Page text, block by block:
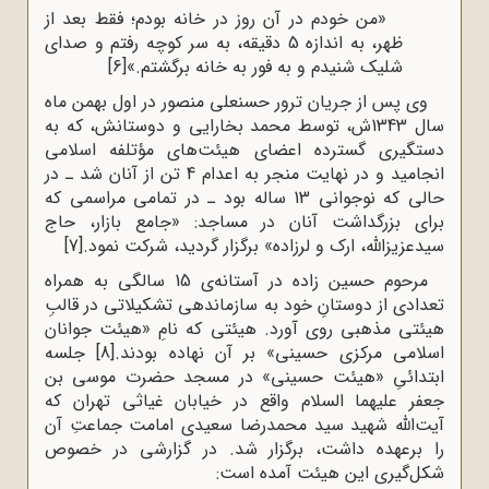
«من خودم در آن روز در خانه بودم؛ فقط بعد از
ظهر، به اندازه 5 دقیقه، به سر کوچه رفتم و صدای
شلیک شنیدم و به فور به خانه برگشتم.»[6]
وی پس از جریان ترور حسنعلی منصور در اول بهمن ماه
سال 1343ش، توسط محمد بخارایی و دوستانش، که به
دستگیری گسترده اعضای هیئت‌های مؤتلفه اسلامی
انجامید و در نهایت منجر به اعدام 4 تن از آنان شد ـ در
حالی که نوجوانی 13 ساله بود ـ در تمامی مراسمی که
برای بزرگداشت آنان در مساجد: «جامع بازار، حاج
سیدعزیزالله، ارک و لرزاده» برگزار گردید، شرکت نمود.[7]
مرحوم حسین زاده در آستانه‌ی 15 سالگی به همراه
تعدادی از دوستانِ خود به سازماندهی تشکیلاتی در قالبِ
هیئتی مذهبی روی آورد. هیئتی که نامِ «هیئت جوانان
اسلامی مرکزی حسینی» بر آن نهاده بودند.[8]جلسه
ابتدائیِ «هیئت حسینی» در مسجد حضرت موسی بن
جعفر علیهما السلام واقع در خیابان غیاثی تهران که
آیت‌الله شهید سید محمدرضا سعیدی امامت جماعتِ آن
را برعهده داشت، برگزار شد. در گزارشی در خصوص
شکل‌گیری این هیئت آمده است: